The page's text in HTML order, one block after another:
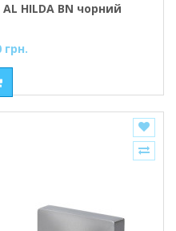
HILDA BN чорний
грн.